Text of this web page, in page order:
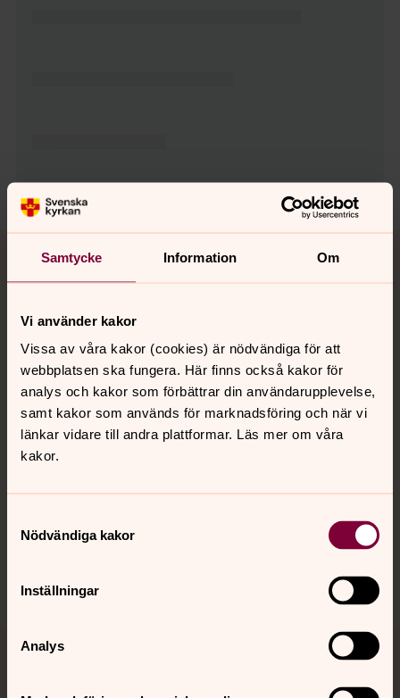
Samtycke Information Om
Vi använder kakor
Vissa av våra kakor (cookies) är nödvändiga för att
webbplatsen ska fungera. Här finns också kakor för
analys och kakor som förbättrar din användarupplevelse,
samt kakor som används för marknadsföring och när vi
länkar vidare till andra plattformar. Läs mer om våra
kakor.
Nödvändiga kakor
Inställningar
Analys
Tillbaka till toppen
Tillbaka till innehållet
Kontakt
Kalender
Hitta snabbt
Sociala kanaler